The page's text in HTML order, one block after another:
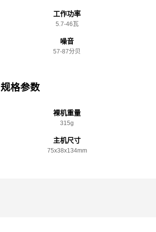
工作功率
5.7-46瓦
噪音
57-87分贝
规格参数
裸机重量
315g
主机尺寸
75x️38x️134mm